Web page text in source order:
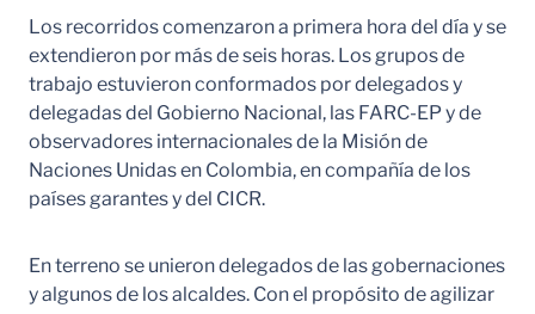
Los recorridos comenzaron a primera hora del día y se
extendieron por más de seis horas. Los grupos de
trabajo estuvieron conformados por delegados y
delegadas del Gobierno Nacional, las FARC-EP y de
observadores internacionales de la Misión de
Naciones Unidas en Colombia, en compañía de los
países garantes y del CICR.
En terreno se unieron delegados de las gobernaciones
y algunos de los alcaldes. Con el propósito de agilizar